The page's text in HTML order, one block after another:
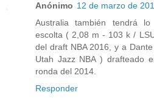
Anónimo 12 de marzo de
Australia también tendrá
escolta ( 2,08 m - 103 k /
del draft NBA 2016, y a
Utah Jazz NBA ) drafteado
ronda del 2014.
Responder